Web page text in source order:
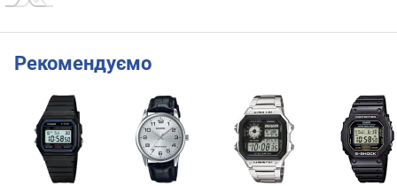
Рекомендуємо